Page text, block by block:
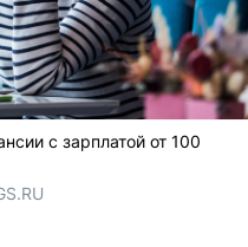
с зарплатой от 100